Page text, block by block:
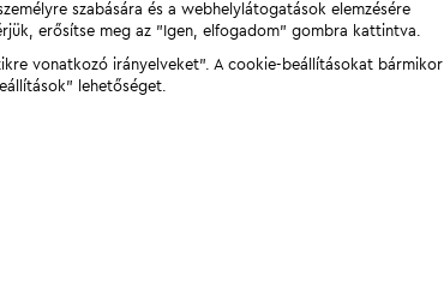
szabására és a webhelylátogatások elemzésére
erősítse meg az "Igen, elfogadom" gombra kattintva.
vonatkozó irányelveket". A cookie-beállításokat bármikor
lehetőséget.